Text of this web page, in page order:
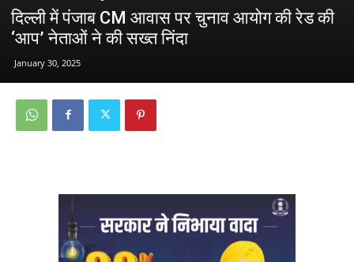
दिल्ली में पंजाब CM आवास पर चुनाव आयोग की रेड की
‘आप’ नेताओं ने की सख्त निंदा
January 30, 2025